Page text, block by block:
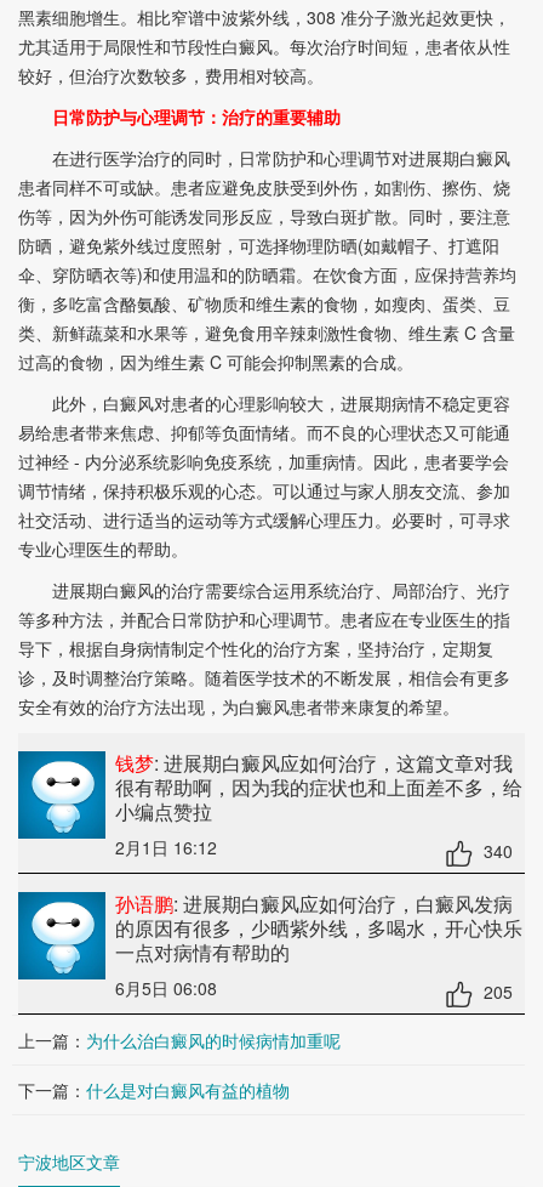
黑素细胞增生。相比窄谱中波紫外线，308 准分子激光起效更快，
尤其适用于局限性和节段性白癜风。每次治疗时间短，患者依从性
较好，但治疗次数较多，费用相对较高。
日常防护与心理调节：治疗的重要辅助
在进行医学治疗的同时，日常防护和心理调节对进展期白癜风
患者同样不可或缺。患者应避免皮肤受到外伤，如割伤、擦伤、烧
伤等，因为外伤可能诱发同形反应，导致白斑扩散。同时，要注意
防晒，避免紫外线过度照射，可选择物理防晒(如戴帽子、打遮阳
伞、穿防晒衣等)和使用温和的防晒霜。在饮食方面，应保持营养均
衡，多吃富含酪氨酸、矿物质和维生素的食物，如瘦肉、蛋类、豆
类、新鲜蔬菜和水果等，避免食用辛辣刺激性食物、维生素 C 含量
过高的食物，因为维生素 C 可能会抑制黑素的合成。
此外，白癜风对患者的心理影响较大，进展期病情不稳定更容
易给患者带来焦虑、抑郁等负面情绪。而不良的心理状态又可能通
过神经 - 内分泌系统影响免疫系统，加重病情。因此，患者要学会
调节情绪，保持积极乐观的心态。可以通过与家人朋友交流、参加
社交活动、进行适当的运动等方式缓解心理压力。必要时，可寻求
专业心理医生的帮助。
进展期白癜风的治疗需要综合运用系统治疗、局部治疗、光疗
等多种方法，并配合日常防护和心理调节。患者应在专业医生的指
导下，根据自身病情制定个性化的治疗方案，坚持治疗，定期复
诊，及时调整治疗策略。随着医学技术的不断发展，相信会有更多
安全有效的治疗方法出现，为白癜风患者带来康复的希望。
钱梦: 进展期白癜风应如何治疗 ，这篇文章对我
很有帮助啊，因为我的症状也和上面差不多，给
小编点赞拉
2月1日 16:12 340
孙语鹏: 进展期白癜风应如何治疗 ，白癜风发病
的原因有很多，少晒紫外线，多喝水，开心快乐
一点对病情有帮助的
6月5日 06:08
205
上一篇： 为什么治白癜风的时候病情加重呢
下一篇： 什么是对白癜风有益的植物
宁波地区文章